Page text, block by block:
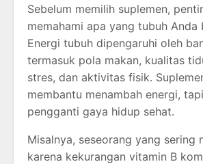
Sebelum memilih suplemen,
memahami apa yang tubuh Anda
Energi tubuh dipengaruhi oleh
termasuk pola makan, kualitas
stres, dan aktivitas fisik.
membantu menambah energi,
pengganti gaya hidup sehat.
Misalnya, seseorang yang sering
karena kekurangan vitamin B